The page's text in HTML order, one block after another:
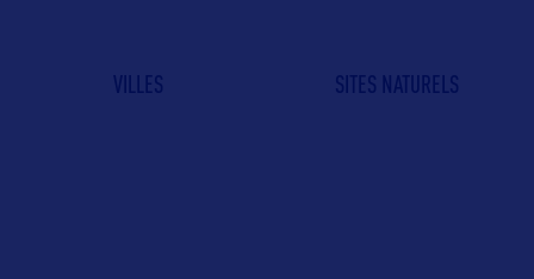
VILLES SITES NATURELS